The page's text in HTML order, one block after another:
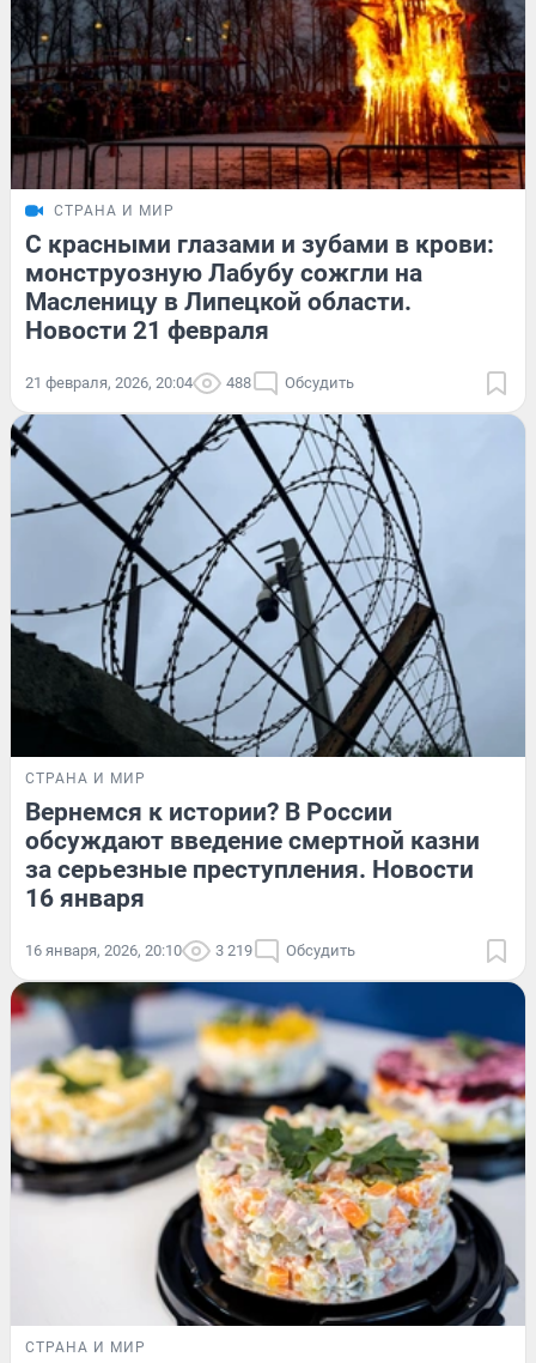
СТРАНА И МИР
С красными глазами и зубами в крови:
монструозную Лабубу сожгли на
Масленицу в Липецкой области.
Новости 21 февраля
21 февраля, 2026, 20:04 488 Обсудить
СТРАНА И МИР
Вернемся к истории? В России
обсуждают введение смертной казни
за серьезные преступления. Новости
16 января
16 января, 2026, 20:10 3 219 Обсудить
СТРАНА И МИР